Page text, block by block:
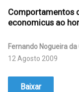
Comportamentos
economicus ao
Fernando Nogueira da
12 Agosto 2009
Baixar